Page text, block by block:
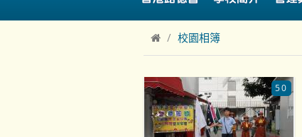
校園相簿
50